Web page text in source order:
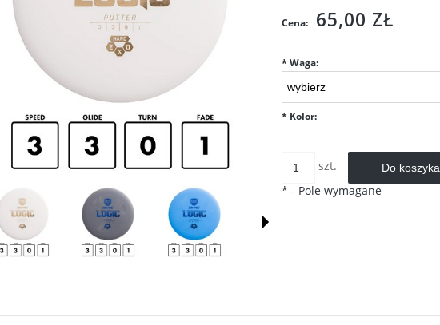
Cena: 65,00 ZŁ
* Waga:
* Kolor:
szt. Do koszyka
* - Pole wymagane